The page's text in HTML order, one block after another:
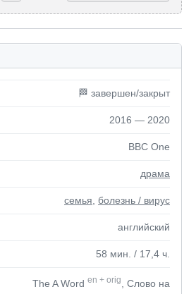
🏁 завершен/закрыт
2016 — 2020
BBC One
драма
семья болезнь / вирус
английский
58 мин. / 17,4 ч.
The A Word en + orig
, Слово на